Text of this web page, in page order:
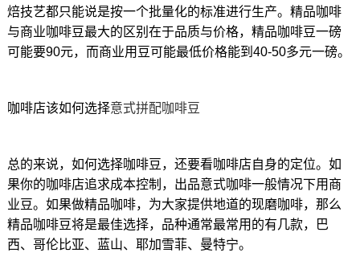
焙技艺都只能说是按一个批量化的标准进行生产。精品咖啡
与商业咖啡豆最大的区别在于品质与价格，精品咖啡豆一磅
可能要90元，而商业用豆可能最低价格能到40-50多元一磅。
咖啡店该如何选择意式拼配咖啡豆
总的来说，如何选择咖啡豆，还要看咖啡店自身的定位。如
果你的咖啡店追求成本控制，出品意式咖啡一般情况下用商
业豆。如果做精品咖啡，为大家提供地道的现磨咖啡，那么
精品咖啡豆将是最佳选择，品种通常最常用的有几款，巴
西、哥伦比亚、蓝山、耶加雪菲、曼特宁。